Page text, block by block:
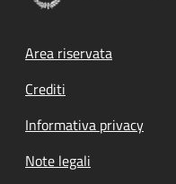
Footer menu
Area riservata
Crediti
Informativa privacy
Note legali